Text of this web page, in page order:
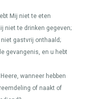
Mij niet te eten
niet te drinken gegeven;
niet gastvrij onthaald;
gevangenis, en u hebt
wanneer hebben
of naakt of